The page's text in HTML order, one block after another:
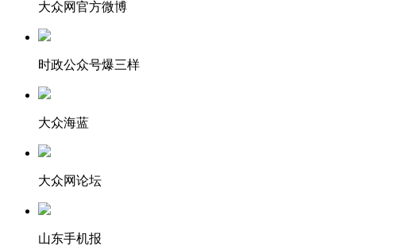
大众网官方微博
时政公众号爆三样
大众海蓝
大众网论坛
山东手机报